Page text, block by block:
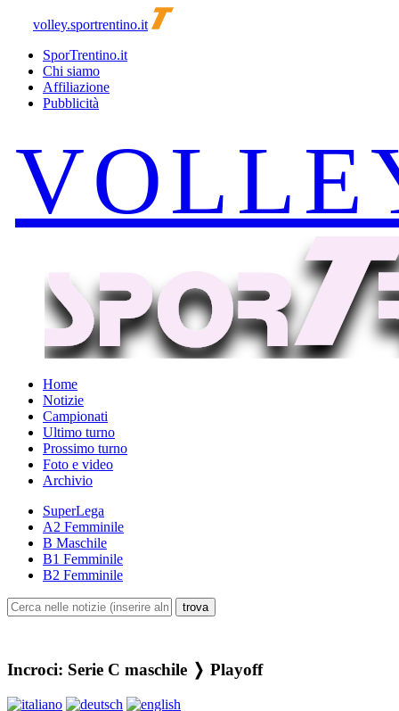
volley.sportrentino.it
SporTrentino.it
Chi siamo
Affiliazione
Pubblicità
Home
Notizie
Campionati
Ultimo turno
Prossimo turno
Foto e video
Archivio
SuperLega
A2 Femminile
B Maschile
B1 Femminile
B2 Femminile
Incroci: Serie C maschile ❭ Playoff